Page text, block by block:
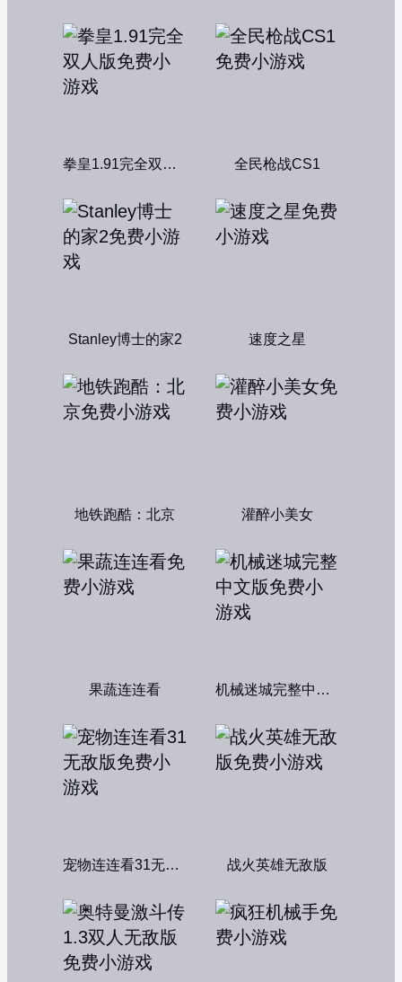
拳皇1.91完全双人版 全民枪战CS1
Stanley博士的家2 速度之星
地铁跑酷：北京 灌醉小美女
果蔬连连看 机械迷城完整中文版
宠物连连看31无敌版 战火英雄无敌版